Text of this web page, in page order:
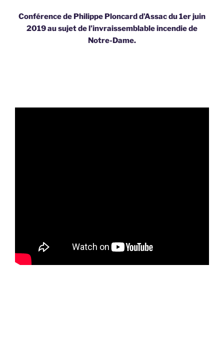
Conférence de Philippe Ploncard d’Assac du 1er juin
2019 au sujet de l’invraissemblable incendie de
Notre-Dame.